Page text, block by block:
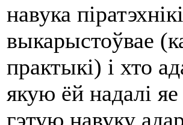
навука
выкарыстоўвае
практыкі) i хто
якую ёй надалі
гэтую навуку